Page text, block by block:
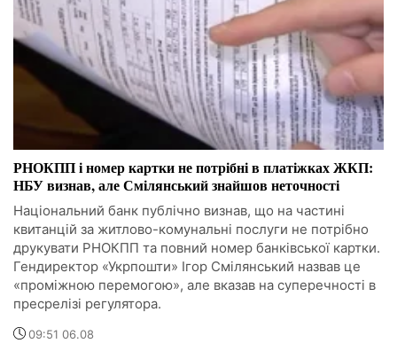
РНОКПП і номер картки не потрібні в платіжках ЖКП:
НБУ визнав, але Смілянський знайшов неточності
Національний банк публічно визнав, що на частині
квитанцій за житлово-комунальні послуги не потрібно
друкувати РНОКПП та повний номер банківської картки.
Гендиректор «Укрпошти» Ігор Смілянський назвав це
«проміжною перемогою», але вказав на суперечності в
пресрелізі регулятора.
09:51 06.08